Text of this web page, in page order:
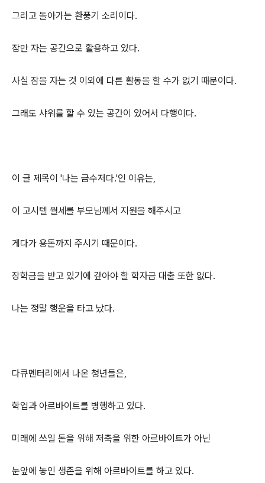
그리고 돌아가는 환풍기 소리이다.
잠만 자는 공간으로 활용하고 있다.
사실 잠을 자는 것 이외에 다른 활동을 할 수가 없기 때문이다.
그래도 샤워를 할 수 있는 공간이 있어서 다행이다.
이 글 제목이 '나는 금수저다.'인 이유는,
이 고시텔 월세를 부모님께서 지원을 해주시고
게다가 용돈까지 주시기 때문이다.
장학금을 받고 있기에 갚아야 할 학자금 대출 또한 없다.
나는 정말 행운을 타고 났다.
다큐멘터리에서 나온 청년들은,
학업과 아르바이트를 병행하고 있다.
미래에 쓰일 돈을 위해 저축을 위한 아르바이트가 아닌
눈앞에 놓인 생존을 위해 아르바이트를 하고 있다.